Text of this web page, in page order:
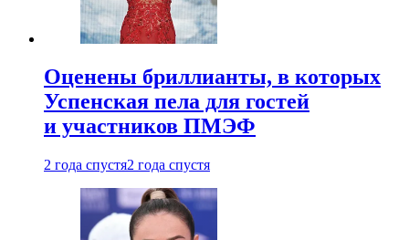
Оценены бриллианты, в которых
Успенская пела для гостей
и участников ПМЭФ
2 года спустя2 года спустя